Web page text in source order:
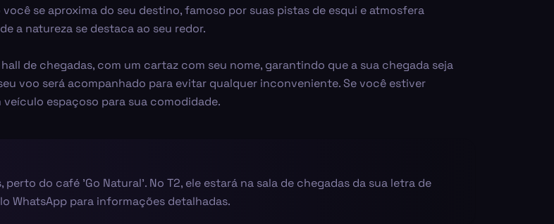
se aproxima do seu destino, famoso por suas pistas de esqui e atmosfera
a natureza se destaca ao seu redor.
de chegadas, com um cartaz com seu nome, garantindo que a sua chegada seja
voo será acompanhado para evitar qualquer inconveniente. Se você estiver
espaçoso para sua comodidade.
do café 'Go Natural'. No T2, ele estará na sala de chegadas da sua letra de
WhatsApp para informações detalhadas.